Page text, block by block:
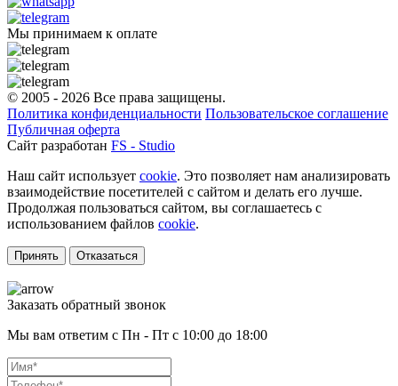
Мы принимаем к оплате
© 2005 - 2026 Все права защищены.
Политика конфиденциальности Пользовательское соглашение
Публичная оферта
Сайт разработан FS - Studio
Наш сайт использует cookie. Это позволяет нам анализировать
взаимодействие посетителей с сайтом и делать его лучше.
Продолжая пользоваться сайтом, вы соглашаетесь с
использованием файлов cookie.
Принять Отказаться
Заказать обратный звонок
Мы вам ответим с Пн - Пт с 10:00 до 18:00